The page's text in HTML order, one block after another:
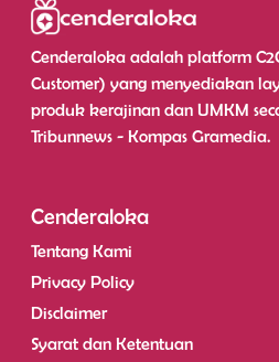
Cenderaloka adalah platform
Customer) yang menyediakan
produk kerajinan dan UMKM
Tribunnews - Kompas Gramedia.
Cenderaloka
Tentang Kami
Privacy Policy
Disclaimer
Syarat dan Ketentuan